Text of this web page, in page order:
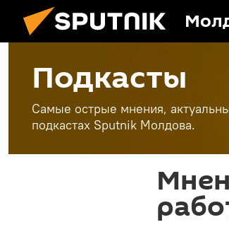
Подкасты
Самые острые мнения,
подкастах Sputnik Молдова.